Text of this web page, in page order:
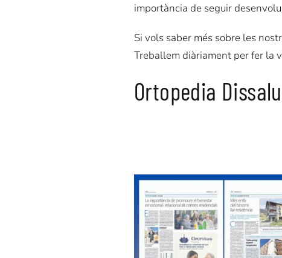
importància de seguir
Si vols saber més sobre les
Treballem diàriament per fer la
Ortopedia